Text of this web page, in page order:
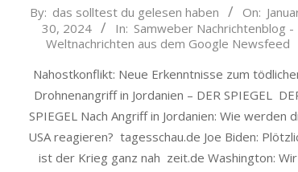
2024-
By: das solltest du gelesen haben On:
30, 2024
In: Samweber Nachrichtenblog -
Weltnachrichten aus dem Google Newsfeed
Nahostkonflikt: Neue Erkenntnisse zum
Drohnenangriff in Jordanien – DER SPIEGEL
SPIEGEL Nach Angriff in Jordanien: Wie werden
USA reagieren? tagesschau.de Joe Biden:
ist der Krieg ganz nah zeit.de Washington: Wir